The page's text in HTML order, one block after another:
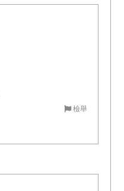
檢舉